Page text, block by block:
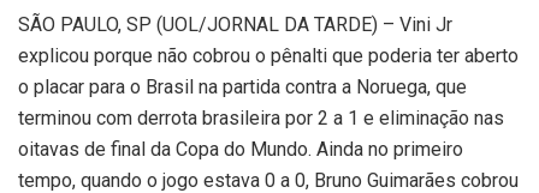
SÃO PAULO, SP (UOL/JORNAL DA TARDE) – Vini Jr
explicou porque não cobrou o pênalti que poderia ter aberto
o placar para o Brasil na partida contra a Noruega, que
terminou com derrota brasileira por 2 a 1 e eliminação nas
oitavas de final da Copa do Mundo. Ainda no primeiro
tempo, quando o jogo estava 0 a 0, Bruno Guimarães cobrou